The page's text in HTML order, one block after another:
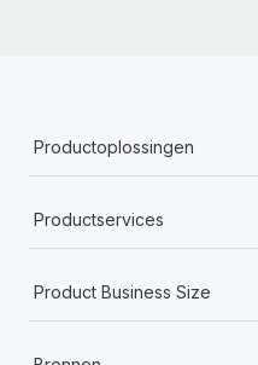
Productoplossingen
Productservices
Product Business Size